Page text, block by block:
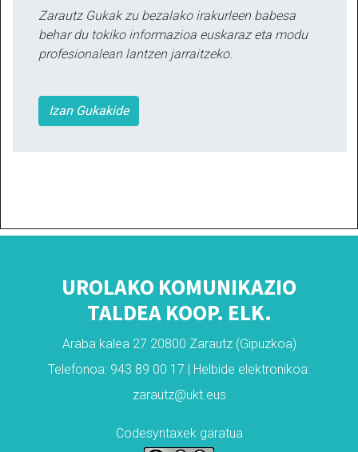
Zarautz Gukak zu bezalako irakurleen babesa
behar du tokiko informazioa euskaraz eta modu
profesionalean lantzen jarraitzeko.
Izan Gukakide
UROLAKO KOMUNIKAZIO
TALDEA KOOP. ELK.
Araba kalea 27 20800 Zarautz (Gipuzkoa)
Telefonoa: 943 89 00 17 | Helbide elektronikoa:
zarautz@ukt.eus
Codesyntaxek garatua